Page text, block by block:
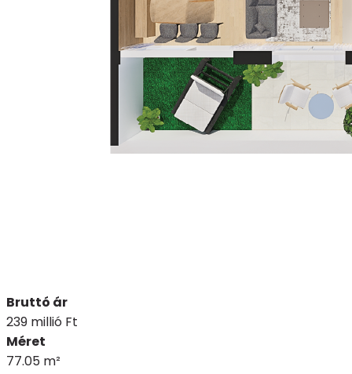
Bruttó ár
239 millió Ft
Méret
77.05 m²